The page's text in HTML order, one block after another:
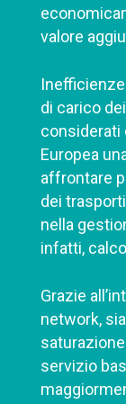
valore
di carico
considerati
Europea
affrontare
dei
nella
infatti,
Grazie
network,
servizio